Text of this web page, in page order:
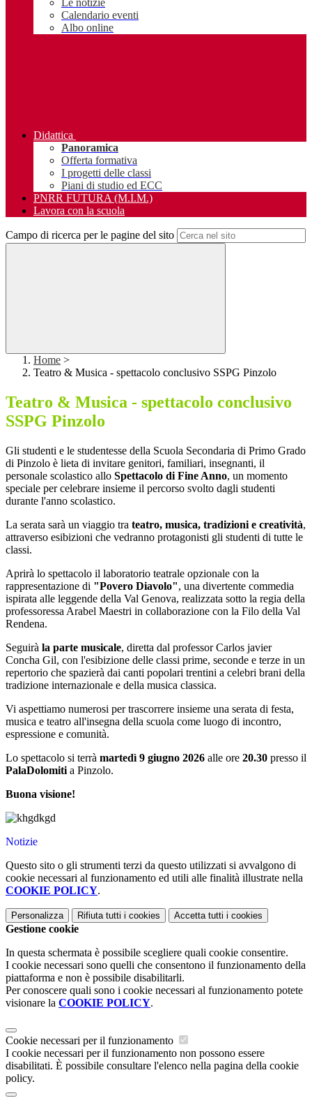
Le notizie
Calendario eventi
Albo online
Didattica
Panoramica
Offerta formativa
I progetti delle classi
Piani di studio ed ECC
PNRR FUTURA (M.I.M.)
Lavora con la scuola
Campo di ricerca per le pagine del sito
Home >
Teatro & Musica - spettacolo conclusivo SSPG Pinzolo
Teatro & Musica - spettacolo conclusivo
SSPG Pinzolo
Gli studenti e le studentesse della Scuola Secondaria di Primo Grado
di Pinzolo è lieta di invitare genitori, familiari, insegnanti, il
personale scolastico allo Spettacolo di Fine Anno, un momento
speciale per celebrare insieme il percorso svolto dagli studenti
durante l'anno scolastico.
La serata sarà un viaggio tra teatro, musica, tradizioni e creatività,
attraverso esibizioni che vedranno protagonisti gli studenti di tutte le
classi.
Aprirà lo spettacolo il laboratorio teatrale opzionale con la
rappresentazione di "Povero Diavolo", una divertente commedia
ispirata alle leggende della Val Genova, realizzata sotto la regia della
professoressa Arabel Maestri in collaborazione con la Filo della Val
Rendena.
Seguirà la parte musicale, diretta dal professor Carlos javier
Concha Gil, con l'esibizione delle classi prime, seconde e terze in un
repertorio che spazierà dai canti popolari trentini a celebri brani della
tradizione internazionale e della musica classica.
Vi aspettiamo numerosi per trascorrere insieme una serata di festa,
musica e teatro all'insegna della scuola come luogo di incontro,
espressione e comunità.
Lo spettacolo si terrà martedì 9 giugno 2026 alle ore 20.30 presso il
PalaDolomiti a Pinzolo.
Buona visione!
Notizie
Questo sito o gli strumenti terzi da questo utilizzati si avvalgono di
cookie necessari al funzionamento ed utili alle finalità illustrate nella
COOKIE POLICY.
Personalizza Rifiuta tutti i cookies Accetta tutti i cookies
Gestione cookie
In questa schermata è possibile scegliere quali cookie consentire.
I cookie necessari sono quelli che consentono il funzionamento della
piattaforma e non è possibile disabilitarli.
Per conoscere quali sono i cookie necessari al funzionamento potete
visionare la COOKIE POLICY.
Cookie necessari per il funzionamento
I cookie necessari per il funzionamento non possono essere
disabilitati. È possibile consultare l'elenco nella pagina della cookie
policy.